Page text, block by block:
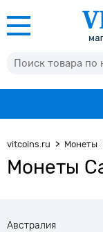
vitcoins.ru Монеты
Монеты
Австралия